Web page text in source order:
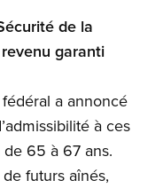
de la
garanti
a annoncé
à ces
65 à 67 ans.
futurs aînés,